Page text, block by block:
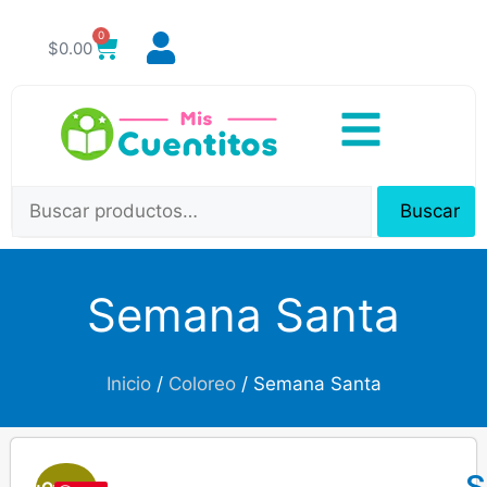
$0.00
0
Buscar
Semana Santa
Inicio/ Coloreo/ Semana Santa